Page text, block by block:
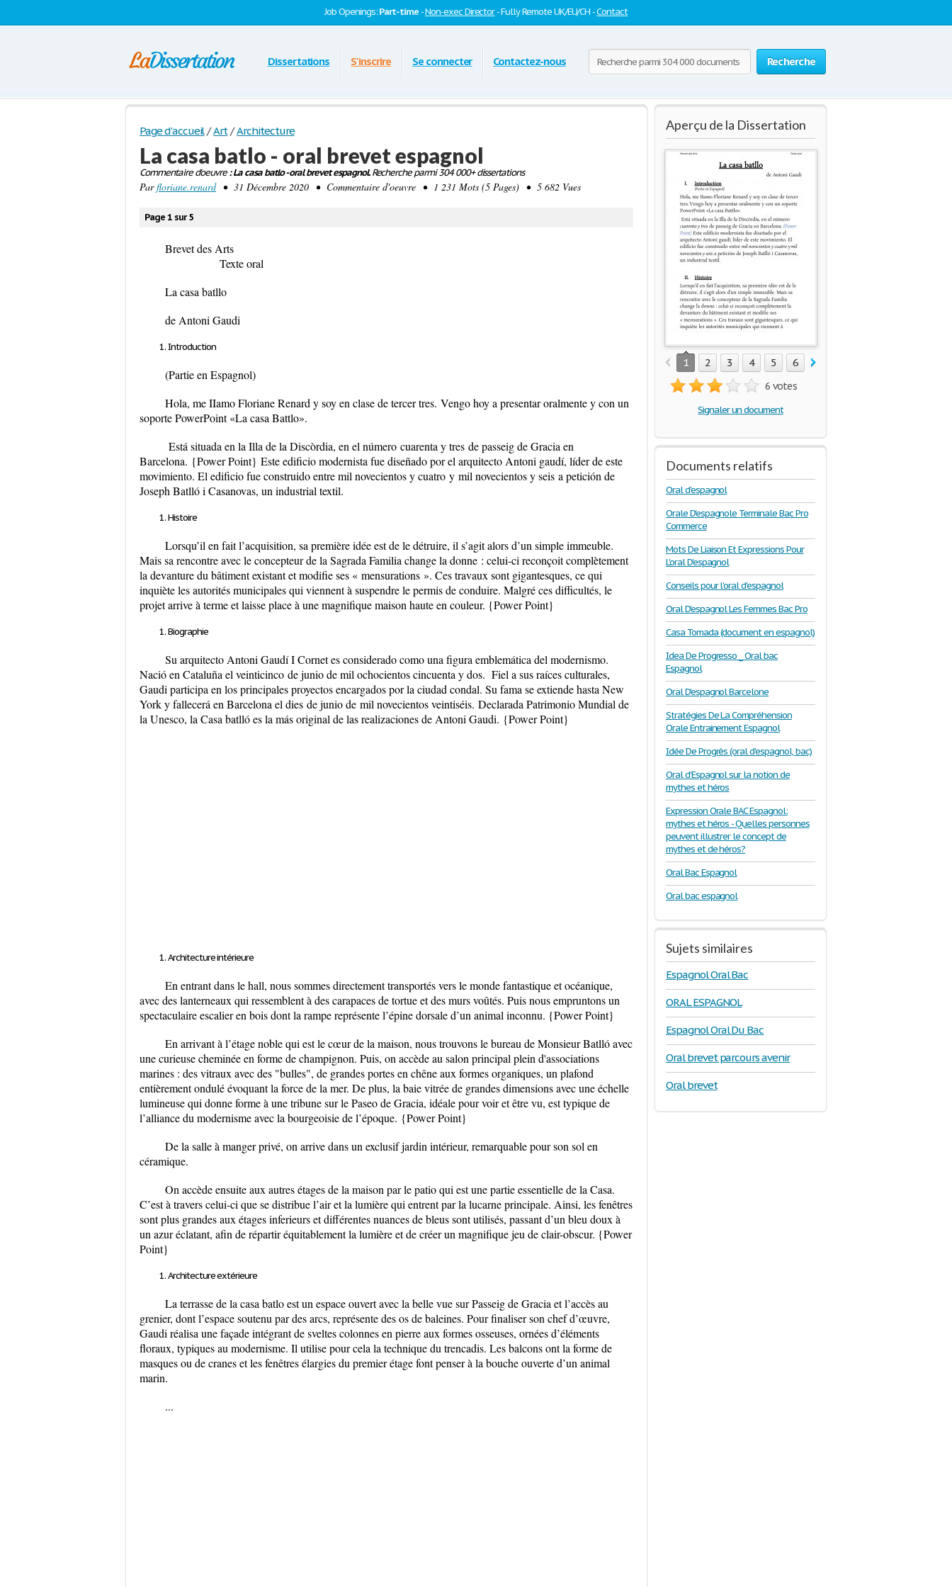
Job Openings:Part-time -Non-exec Director- Fully Remote UK/EU/CH -Contact
Recherche
Dissertations S'inscrire Se connecter Contactez-nous
Page d'accueil / Art / Architecture
La casa batlo - oral brevet espagnol
Commentaire d'oeuvre: La casa batlo - oral brevet espagnol.Recherche parmi 304 000+ dissertations
Parfloriane.renard• 31 Décembre 2020 • Commentaire d'oeuvre • 1 231 Mots (5 Pages) • 5 682 Vues
Page 1 sur 5
Brevet des Arts
Texte oral
La casa batllo
de Antoni Gaudi
Introduction
(Partie en Espagnol)
Hola, me IIamo Floriane Renard y soy en clase de tercer tres. Vengo hoy a presentar oralmente y con un
soporte PowerPoint «La casa Battlo».
Está situada en la Illa de la Discòrdia, en el número cuarenta y tres de passeig de Gracia en
Barcelona. {Power Point} Este edificio modernista fue diseñado por el arquitecto Antoni gaudí, líder de este
movimiento. El edificio fue construido entremil novecientos y cuatro y mil novecientos y seis a petición de
Joseph Batlló i Casanovas, un industrial textil.
Histoire
Lorsqu’il en fait l’acquisition, sa première idée est de le détruire, il s’agit alors d’un simple immeuble.
Mais sa rencontre avec le concepteur de la Sagrada Familia change la donne : celui-ci reconçoit complètement
la devanture du bâtiment existant et modifie ses « mensurations ». Ces travaux sont gigantesques, ce qui
inquiète les autorités municipales qui viennent à suspendre le permis de conduire. Malgré ces difficultés, le
projet arrive à terme et laisse place à une magnifique maison haute en couleur. {Power Point}
Biographie
Su arquitecto Antoni Gaudí I Cornet es considerado como una figura emblemática del modernismo.
Nació en Cataluña el veinticinco de junio demil ochocientos cincuenta y dos. Fiel a sus raíces culturales,
Gaudi participa en los principales proyectos encargados por la ciudad condal. Su fama se extiende hasta New
York y fallecerá en Barcelona el dies de junio de mil novecientos veintiséis. Declarada Patrimonio Mundial de
la Unesco, la Casa batlló es la más original de las realizaciones de Antoni Gaudi. {Power Point}
Architecture intérieure
En entrant dans le hall, nous sommes directement transportés vers le monde fantastique et océanique,
avec des lanterneaux qui ressemblent à des carapaces de tortue et des murs voûtés. Puis nous empruntons un
spectaculaire escalier en bois dont la rampe représente l’épine dorsale d’un animal inconnu. {Power Point}
En arrivant à l’étage noble qui est le cœur de la maison, nous trouvons le bureau de Monsieur Batlló avec
une curieuse cheminée en forme de champignon. Puis, on accède au salon principal plein d'associations
marines : des vitraux avec des "bulles", de grandes portes en chêne aux formes organiques, un plafond
entièrement ondulé évoquant la force de la mer. De plus, la baie vitrée de grandes dimensions avec une échelle
lumineuse qui donne forme à une tribune sur le Paseo de Gracia, idéale pour voir et être vu, est typique de
l’alliance du modernisme avec la bourgeoisie de l’époque. {Power Point}
De la salle à manger privé, on arrive dans un exclusif jardin intérieur, remarquable pour son sol en
céramique.
On accède ensuite aux autres étages de la maison par le patio qui est une partie essentielle de la Casa.
C’est à travers celui-ci que se distribue l’air et la lumière qui entrent par la lucarne principale. Ainsi, les fenêtres
sont plus grandes aux étages inferieurs et différentes nuances de bleus sont utilisés, passant d’un bleu doux à
un azur éclatant, afin de répartir équitablement la lumière et de créer un magnifique jeu de clair-obscur. {Power
Point}
Architecture extérieure
La terrasse de la casa batlo est un espace ouvert avec la belle vue sur Passeig de Gracia et l’accès au
grenier, dont l’espace soutenu par des arcs, représente des os de baleines. Pour finaliser son chef d’œuvre,
Gaudi réalisa une façade intégrant de sveltes colonnes en pierre aux formes osseuses, ornées d’éléments
floraux, typiques au modernisme. Il utilise pour cela la technique du trencadis. Les balcons ont la forme de
masques ou de cranes et les fenêtres élargies du premier étage font penser à la bouche ouverte d’un animal
marin.
...
Aperçu de la Dissertation
1 2 3 4 5 6 7
6 votes
Signaler un document
Documents relatifs
Oral d'espagnol
Orale D'espagnole Terminale Bac Pro
Commerce
Mots De Liaison Et Expressions Pour
L'oral D'espagnol
Conseils pour l'oral d'espagnol
Oral D'espagnol Les Femmes Bac Pro
Casa Tomada (document en espagnol)
Idea De Progresso _ Oral bac
Espagnol
Oral D'espagnol Barcelone
Stratégies De La Compréhension
Orale Entrainement Espagnol
Idée De Progrès (oral d'espagnol, bac)
Oral d'Espagnol sur la notion de
mythes et héros
Expression Orale BAC Espagnol:
mythes et héros - Quelles personnes
peuvent illustrer le concept de
mythes et de héros?
Oral Bac Espagnol
Oral bac espagnol
Sujets similaires
Espagnol Oral Bac
ORAL ESPAGNOL
Espagnol Oral Du Bac
Oral brevet parcours avenir
Oral brevet